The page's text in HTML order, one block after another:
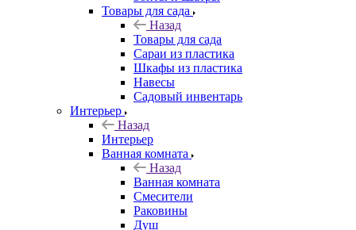
Товары для сада
Назад
Товары для сада
Сараи из пластика
Шкафы из пластика
Навесы
Садовый инвентарь
Интерьер
Назад
Интерьер
Ванная комната
Назад
Ванная комната
Смесители
Раковины
Душ